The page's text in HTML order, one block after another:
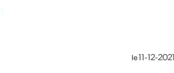
le‎11-12-2021